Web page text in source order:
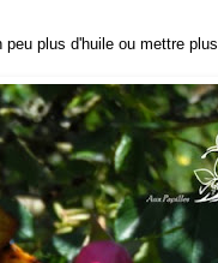
plus d'huile ou mettre plus